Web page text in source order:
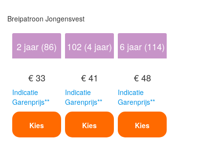
Breipatroon Jongensvest
2 jaar (86)
€ 33
Indicatie
Garenprijs**
Kies
102 (4 jaar)
€ 41
Indicatie
Garenprijs**
Kies
6 jaar (114)
€ 48
Indicatie
Garenprijs**
Kies